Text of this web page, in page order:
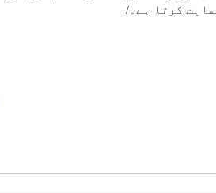
کرتا ہے۔/